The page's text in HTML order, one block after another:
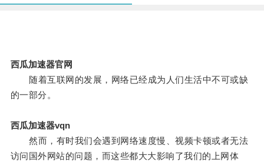
西瓜加速器官网
随着互联网的发展，网络已经成为人们生活中不可或缺
的一部分。
西瓜加速器vqn
然而，有时我们会遇到网络速度慢、视频卡顿或者无法
访问国外网站的问题，而这些都大大影响了我们的上网体